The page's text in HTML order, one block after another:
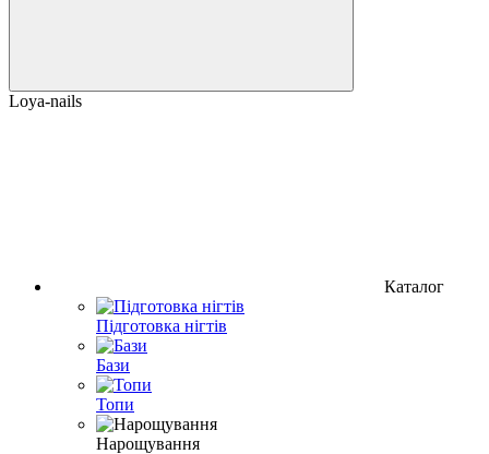
Loya-nails
Каталог
Підготовка нігтів
Бази
Топи
Нарощування